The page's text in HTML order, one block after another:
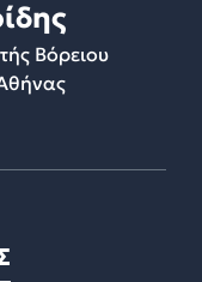
Βόρειου